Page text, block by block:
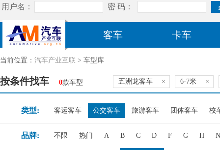
客车 卡车
当前位置： 汽车产业互联 > 车型库
按条件找车 0款车型 五洲龙客车 × 6-7米 ×
类型: 客运客车 公交客车 旅游客车 团体客车 校
品牌: 不限 热门 A B C D F G H N